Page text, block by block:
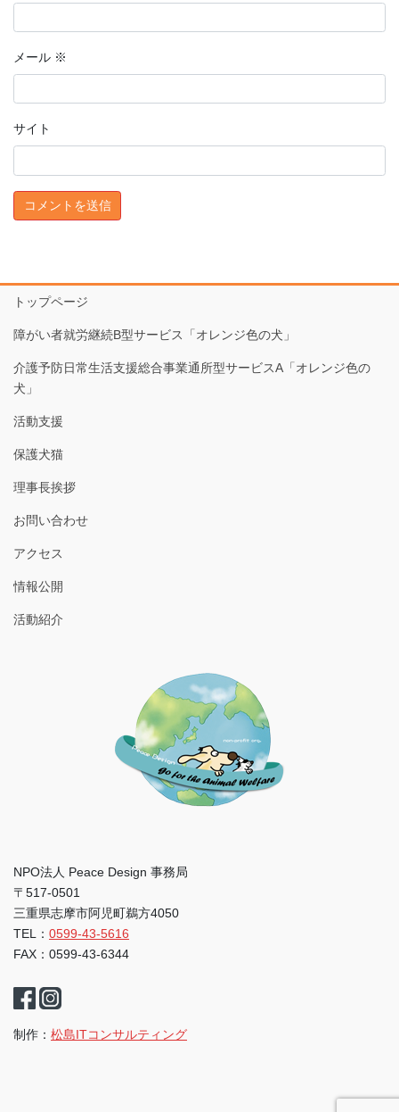
メール ※
サイト
トップページ
障がい者就労継続B型サービス「オレンジ色の犬」
介護予防日常生活支援総合事業通所型サービスA「オレンジ色の
犬」
活動支援
保護犬猫
理事長挨拶
お問い合わせ
アクセス
情報公開
活動紹介
NPO法人 Peace Design 事務局
〒517-0501
三重県志摩市阿児町鵜方4050
TEL： 0599-43-5616
FAX：0599-43-6344
制作： 松島ITコンサルティング